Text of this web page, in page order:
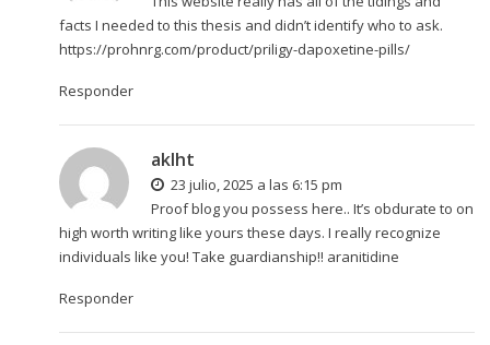
facts I needed to this thesis and didn’t identify who to ask.
https://prohnrg.com/product/priligy-dapoxetine-pills/
Responder
aklht
23 julio, 2025 a las 6:15 pm
Proof blog you possess here.. It’s obdurate to on
high worth writing like yours these days. I really recognize
individuals like you! Take guardianship!! aranitidine
Responder